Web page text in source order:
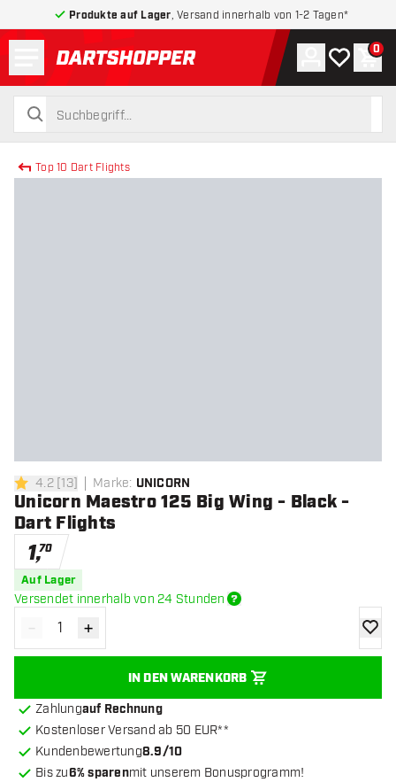
Produkte auf Lager , Versand innerhalb von 1-2 Tagen*
zurück zur Startseite
suchen
suchen
Konto
Meine 0
Top 10 Dart Flights
4.2 Bewertungssterne
4.2[13] Marke: UNICORN
Unicorn Maestro 125 Big Wing - Black -
Dart Flights
1,70
Auf Lager
Versendet innerhalb von 24 Stunden
Menge verringern
- Menge erhöhen
+
IN DEN WARENKORB
Zur
Zahlungauf Rechnung
Kostenloser Versand ab 50 EUR**
Kundenbewertung8.9/10
Bis zu6% sparenmit unserem Bonusprogramm!